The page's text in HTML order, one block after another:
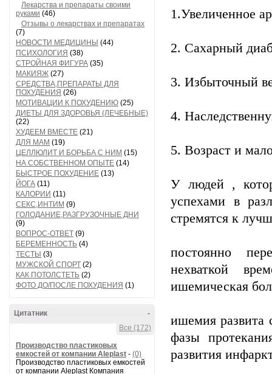
Лекарства и препараты своими
руками (46)
Отзывы о лекарствах и препаратах
(7)
НОВОСТИ МЕДИЦИНЫ (44)
ПСИХОЛОГИЯ (38)
СТРОЙНАЯ ФИГУРА (35)
МАКИЯЖ (27)
СРЕДСТВА,ПРЕПАРАТЫ ДЛЯ
ПОХУДЕНИЯ (26)
МОТИВАЦИИ К ПОХУДЕНИЮ (25)
ДИЕТЫ ДЛЯ ЗДОРОВЬЯ (ЛЕЧЕБНЫЕ)
(22)
ХУДЕЕМ ВМЕСТЕ (21)
ДЛЯ МАМ (19)
ЦЕЛЛЮЛИТ И БОРЬБА С НИМ (15)
НА СОБСТВЕННОМ ОПЫТЕ (14)
БЫСТРОЕ ПОХУДЕНИЕ (13)
ЙОГА (11)
КАЛОРИИ (11)
СЕКС,ИНТИМ (9)
ГОЛОДАНИЕ,РАЗГРУЗОЧНЫЕ ДНИ
(9)
ВОПРОС-ОТВЕТ (9)
БЕРЕМЕННОСТЬ (4)
ТЕСТЫ (3)
МУЖСКОЙ СПОРТ (2)
КАК ПОТОЛСТЕТЬ (2)
ФОТО ДО/ПОСЛЕ ПОХУДЕНИЯ (1)
-
Цитатник
Все (172)
Производство пластиковых
емкостей от компании Aleplast - (0)
Производство пластиковых емкостей
от компании Aleplast Компания
1.Увеличенное
2. Сахарный
3. Избыточный
4.
5. Возраст и
У людей ,
успехами в
стремятся к
постоянно
нехваткой
ишемическая
ишемия развита
фазы
развития